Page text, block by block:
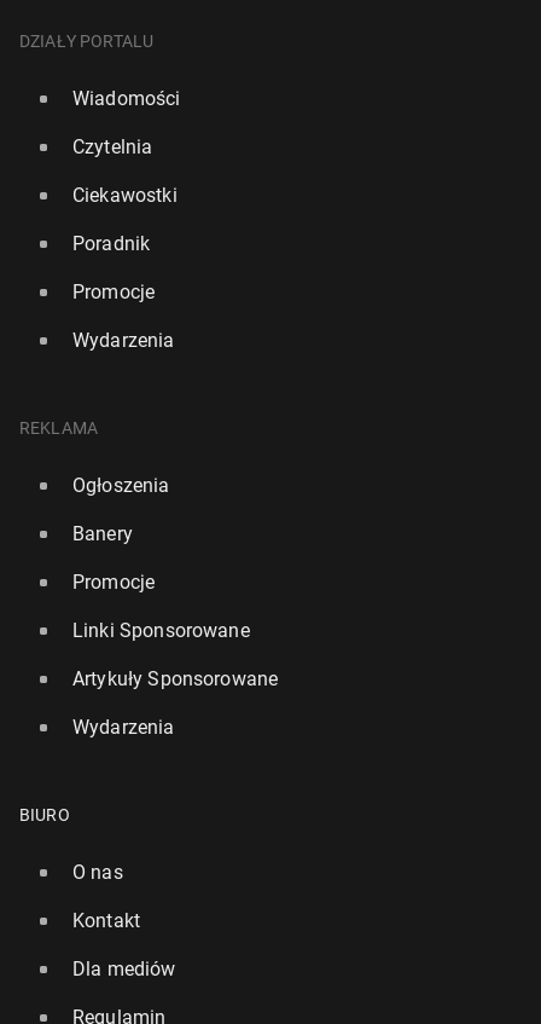
DZIAŁY PORTALU
Wiadomości
Czytelnia
Ciekawostki
Poradnik
Promocje
Wydarzenia
REKLAMA
Ogłoszenia
Banery
Promocje
Linki Sponsorowane
Artykuły Sponsorowane
Wydarzenia
BIURO
O nas
Kontakt
Dla mediów
Regulamin